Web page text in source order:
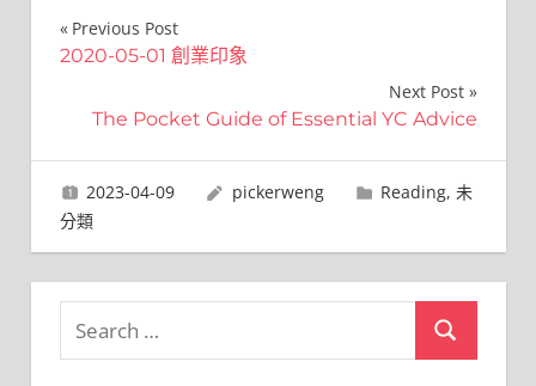
文
覽
Previous Post
2020-05-01 創業印象
Next Post
The Pocket Guide of Essential YC Advice
2023-04-09 pickerweng Reading,未
分類
Search